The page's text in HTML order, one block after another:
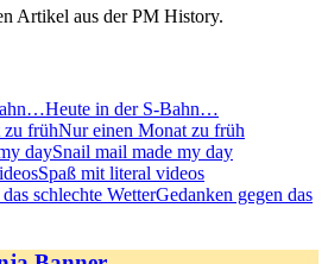
Artikel aus der PM History.
Heute in der S-Bahn…
Nur einen Monat zu früh
Snail mail made my day
Spaß mit literal videos
Gedanken gegen das